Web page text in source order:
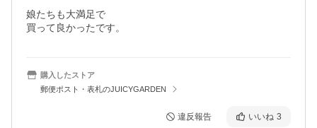
娘たちも大満足で
買って良かったです。
購入したストア
郵便ポスト・表札のJUICYGARDEN
違反報告 いいね 3